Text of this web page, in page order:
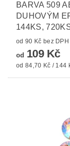
BARVA 509
DUHOVÝM
144KS,
od 90 Kč bez DPH
od 109 Kč
od 84,70 Kč / 144